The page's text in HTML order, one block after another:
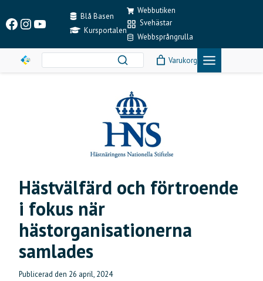
content
Facebook
Instagram
YouTubeBlå Basen
Kursportalen
Webbutiken
Svehästar
Webbsprångrulla
Varukorg
Hästvälfärd och förtroende
i fokus när
hästorganisationerna
samlades
Publicerad den 26 april, 2024